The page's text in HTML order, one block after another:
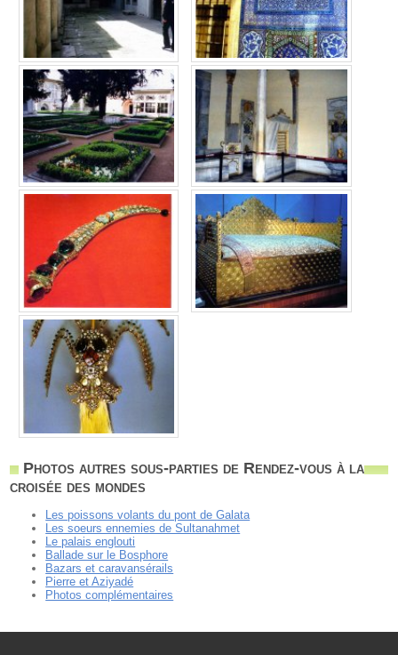
Photos autres sous-parties de Rendez-vous à la
croisée des mondes
Les poissons volants du pont de Galata
Les soeurs ennemies de Sultanahmet
Le palais englouti
Ballade sur le Bosphore
Bazars et caravansérails
Pierre et Aziyadé
Photos complémentaires